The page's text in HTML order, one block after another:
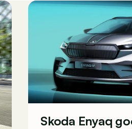
Skoda Enyaq